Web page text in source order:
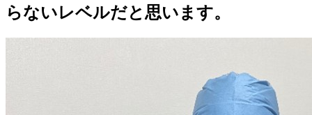
らないレベルだと思います。